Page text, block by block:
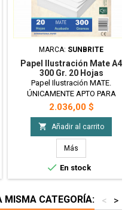
MARCA: SUNBRITE
Papel Ilustración Mate A4
300 Gr. 20 Hojas
Papel Ilustración MATE.
ÚNICAMENTE APTO PARA
IMPRESORAS LÁSER. Imprimible
de ambas caras. Blanco
perfecto. Ideal para impresión de
tarjetas, etiquetas colgantes,
postales, catálogos, cajas, para
candy bar o souvenirs, etc.
Tamaño A4 - 300gr - x20 Hojas
Precio
2.036,00 $
 Añadir al carrito
Más
 En stock
MISMA CATEGORÍA: >
<